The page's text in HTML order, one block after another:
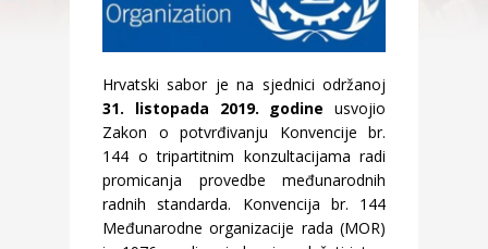
Hrvatski sabor je na sjednici održanoj
31. listopada 2019. godine usvojio
Zakon o potvrđivanju Konvencije br.
144 o tripartitnim konzultacijama radi
promicanja provedbe međunarodnih
radnih standarda. Konvencija br. 144
Međunarodne organizacije rada (MOR)